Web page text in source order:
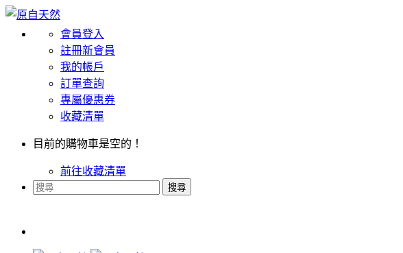
會員登入
註冊新會員
我的帳戶
訂單查詢
專屬優惠券
收藏清單
目前的購物車是空的！
前往收藏清單
搜尋